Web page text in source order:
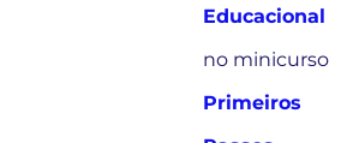
Educacional
no minicurso
Primeiros